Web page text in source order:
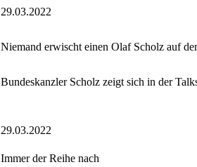
29.03.2022
Niemand erwischt einen Olaf Scholz auf
Bundeskanzler Scholz zeigt sich in der
29.03.2022
Immer der Reihe nach